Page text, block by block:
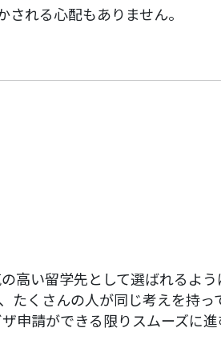
れる心配もありません。
高い留学先として選ばれるよ
くさんの人が同じ考えを持
申請ができる限りスムーズに